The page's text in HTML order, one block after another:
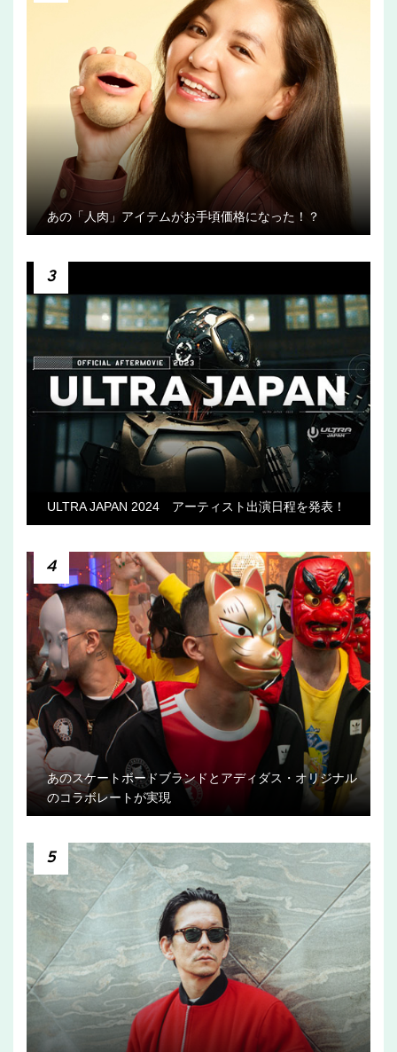
あの「人肉」アイテムがお手頃価格になった！？
3
ULTRA JAPAN 2024 アーティスト出演日程を発表！
4
あのスケートボードブランドとアディダス・オリジナル
のコラボレートが実現
5